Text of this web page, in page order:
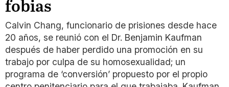
fobias
Calvin Chang, funcionario de prisiones desde hace
20 años, se reunió con el Dr. Benjamin Kaufman
después de haber perdido una promoción en su
trabajo por culpa de su homosexualidad; un
programa de ‘conversión’ propuesto por el propio